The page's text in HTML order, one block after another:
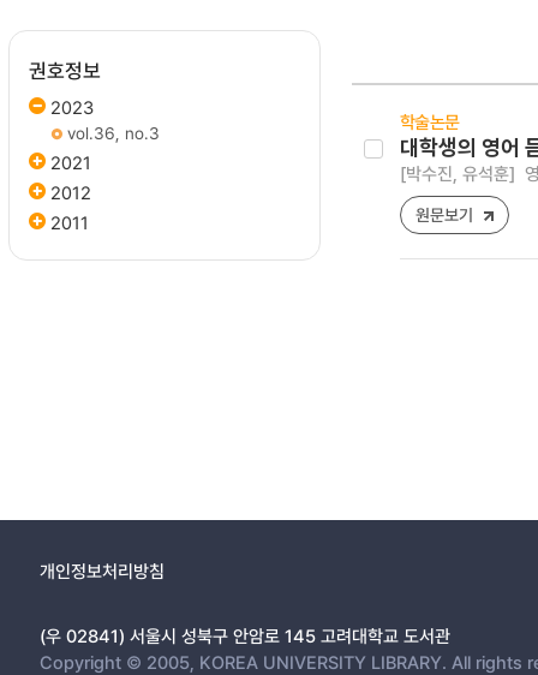
권호정보
2023
vol.36, no.3
2021
2012
2011
학술논문
대학생의 영어
[박수진, 유석훈]
원문보기
개인정보처리방침
(우 02841) 서울시 성북구 안암로 145 고려대학교 도서관
Copyright © 2005, KOREA UNIVERSITY LIBRARY. All rights